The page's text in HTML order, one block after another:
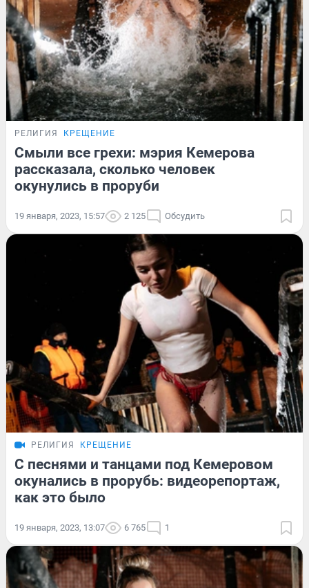
РЕЛИГИЯ КРЕЩЕНИЕ
Смыли все грехи: мэрия Кемерова
рассказала, сколько человек
окунулись в проруби
19 января, 2023, 15:57 2 125 Обсудить
РЕЛИГИЯ КРЕЩЕНИЕ
С песнями и танцами под Кемеровом
окунались в прорубь: видеорепортаж,
как это было
19 января, 2023, 13:07 6 765 1